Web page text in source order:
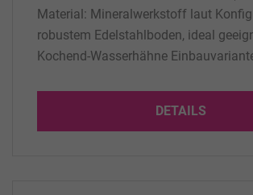
Material: Mineralwerkstoff laut
robustem Edelstahlboden, ideal
Kochend-Wasserhähne
Lieferumfang: 1 Stck Küchenspüle mit
DETAILS